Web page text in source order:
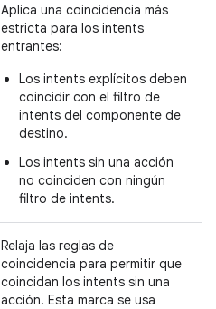
Aplica una coincidencia más
estricta para los intents
entrantes:
Los intents explícitos deben
coincidir con el filtro de
intents del componente de
destino.
Los intents sin una acción
no coinciden con ningún
filtro de intents.
Relaja las reglas de
coincidencia para permitir que
coincidan los intents sin una
acción. Esta marca se usa